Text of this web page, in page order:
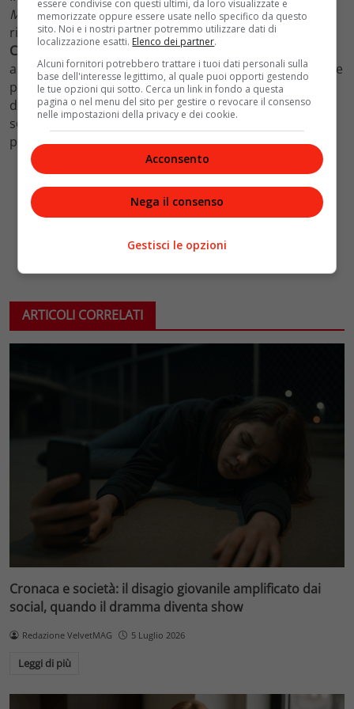
Mezzogiorno e del Paese». Nel corso dell’evento viene
ricordata la recente operazione della Polizia di Stato di
Catanzaro,coordinata dalla Direzione distrettuale
antimafia, che ha portato all’arresto di ben sessantadue
persone, con l’accusa, a vario titolo, di associazione a
delinquere di stampo mafioso finalizzata al traffico di
sostanze stupefacenti, estorsione, ricettazione, furto
porto e detenzione illegale di armi da fuoco.
ARTICOLI CORRELATI
Cronaca e società: il disagio giovanile amplificato dai
social, quando il dramma diventa show
Redazione VelvetMAG 5 Luglio 2026
Leggi di più
essere condivise con questi ultimi, da loro visualizzate e
memorizzate oppure essere usate nello specifico da questo
sito. Noi e i nostri partner potremmo utilizzare dati di
localizzazione esatti. Elenco dei partner.
Alcuni fornitori potrebbero trattare i tuoi dati personali sulla
base dell'interesse legittimo, al quale puoi opporti gestendo
le tue opzioni qui sotto. Cerca un link in fondo a questa
pagina o nel menu del sito per gestire o revocare il consenso
nelle impostazioni della privacy e dei cookie.
Acconsento
Nega il consenso
Gestisci le opzioni